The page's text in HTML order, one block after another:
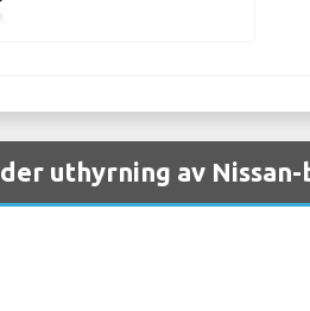
uthyrning av Nissan-